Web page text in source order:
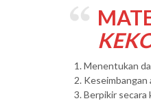
Menentukan
Berpikir secara